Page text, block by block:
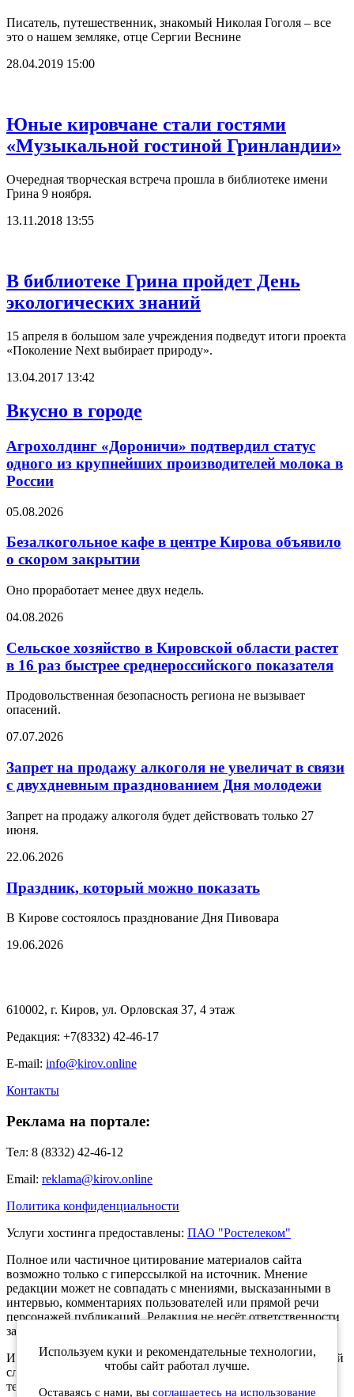
Писатель, путешественник, знакомый Николая Гоголя – все
это о нашем земляке, отце Сергии Веснине
28.04.2019 15:00
Юные кировчане стали гостями
«Музыкальной гостиной Гринландии»
Очередная творческая встреча прошла в библиотеке имени
Грина 9 ноября.
13.11.2018 13:55
В библиотеке Грина пройдет День
экологических знаний
15 апреля в большом зале учреждения подведут итоги проекта
«Поколение Next выбирает природу».
13.04.2017 13:42
Вкусно в городе
Агрохолдинг «Дороничи» подтвердил статус
одного из крупнейших производителей молока в
России
05.08.2026
Безалкогольное кафе в центре Кирова объявило
о скором закрытии
Оно проработает менее двух недель.
04.08.2026
Сельское хозяйство в Кировской области растет
в 16 раз быстрее среднероссийского показателя
Продовольственная безопасность региона не вызывает
опасений.
07.07.2026
Запрет на продажу алкоголя не увеличат в связи
с двухдневным празднованием Дня молодежи
Запрет на продажу алкоголя будет действовать только 27
июня.
22.06.2026
Праздник, который можно показать
В Кирове состоялось празднование Дня Пивовара
19.06.2026
610002, г. Киров, ул. Орловская 37, 4 этаж
Редакция: +7(8332) 42-46-17
E-mail: info@kirov.online
Контакты
Реклама на портале:
Тел: 8 (8332) 42-46-12
Email: reklama@kirov.online
Политика конфиденциальности
Услуги хостинга предоставлены: ПАО "Ростелеком"
Полное или частичное цитирование материалов сайта
возможно только с гиперссылкой на источник. Мнение
редакции может не совпадать с мнениями, высказанными в
интервью, комментариях пользователей или прямой речи
персонажей публикаций. Редакция не несёт ответственности
за текст комментариев читателей.
Интернет-портал Kirov.online зарегистрирован в Федеральной
службе по надзору в сфере связи, информационных
технологий и массовых коммуникаций (Роскомнадзор) 5
Используем куки и рекомендательные технологии,
чтобы сайт работал лучше.
Оставаясь с нами, вы соглашаетесь на использование